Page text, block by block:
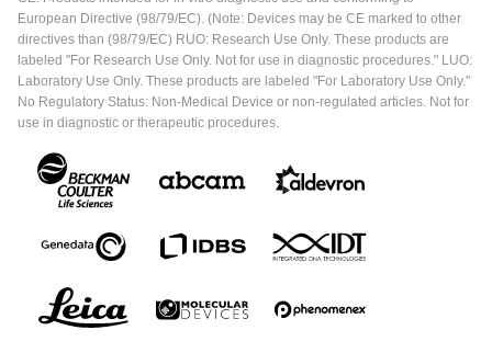
European Directive (98/79/EC). (Note: Devices may be CE marked to other
directives than (98/79/EC) RUO: Research Use Only. These products are
labeled "For Research Use Only. Not for use in diagnostic procedures." LUO:
Laboratory Use Only. These products are labeled "For Laboratory Use Only."
No Regulatory Status: Non-Medical Device or non-regulated articles. Not for
use in diagnostic or therapeutic procedures.